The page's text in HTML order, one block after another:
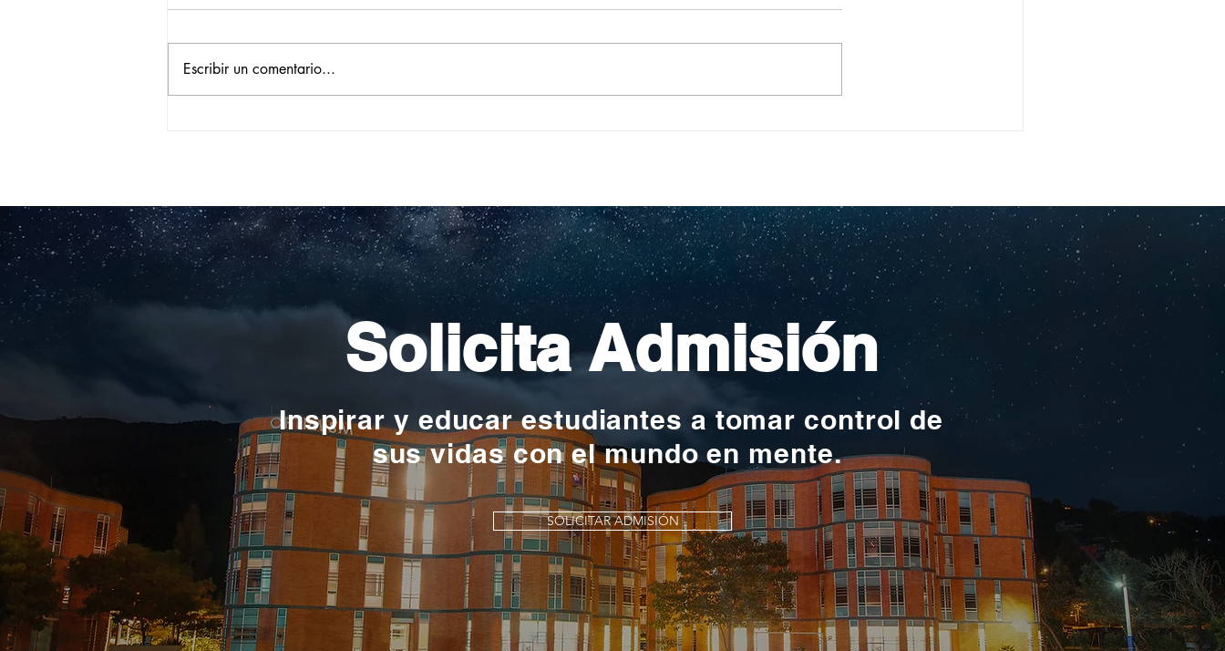
Escribir un comentario...
Solicita Admisión
Inspirar y educar estudiantes a tomar control de
sus vidas con el mundo en mente.
SOLICITAR ADMISIÓN